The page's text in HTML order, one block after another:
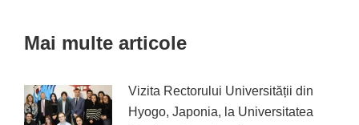
Mai multe articole
Vizita Rectorului Universității din
Hyogo, Japonia, la Universitatea